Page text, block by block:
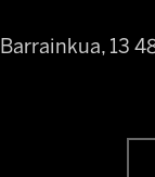
Barrainkua, 13